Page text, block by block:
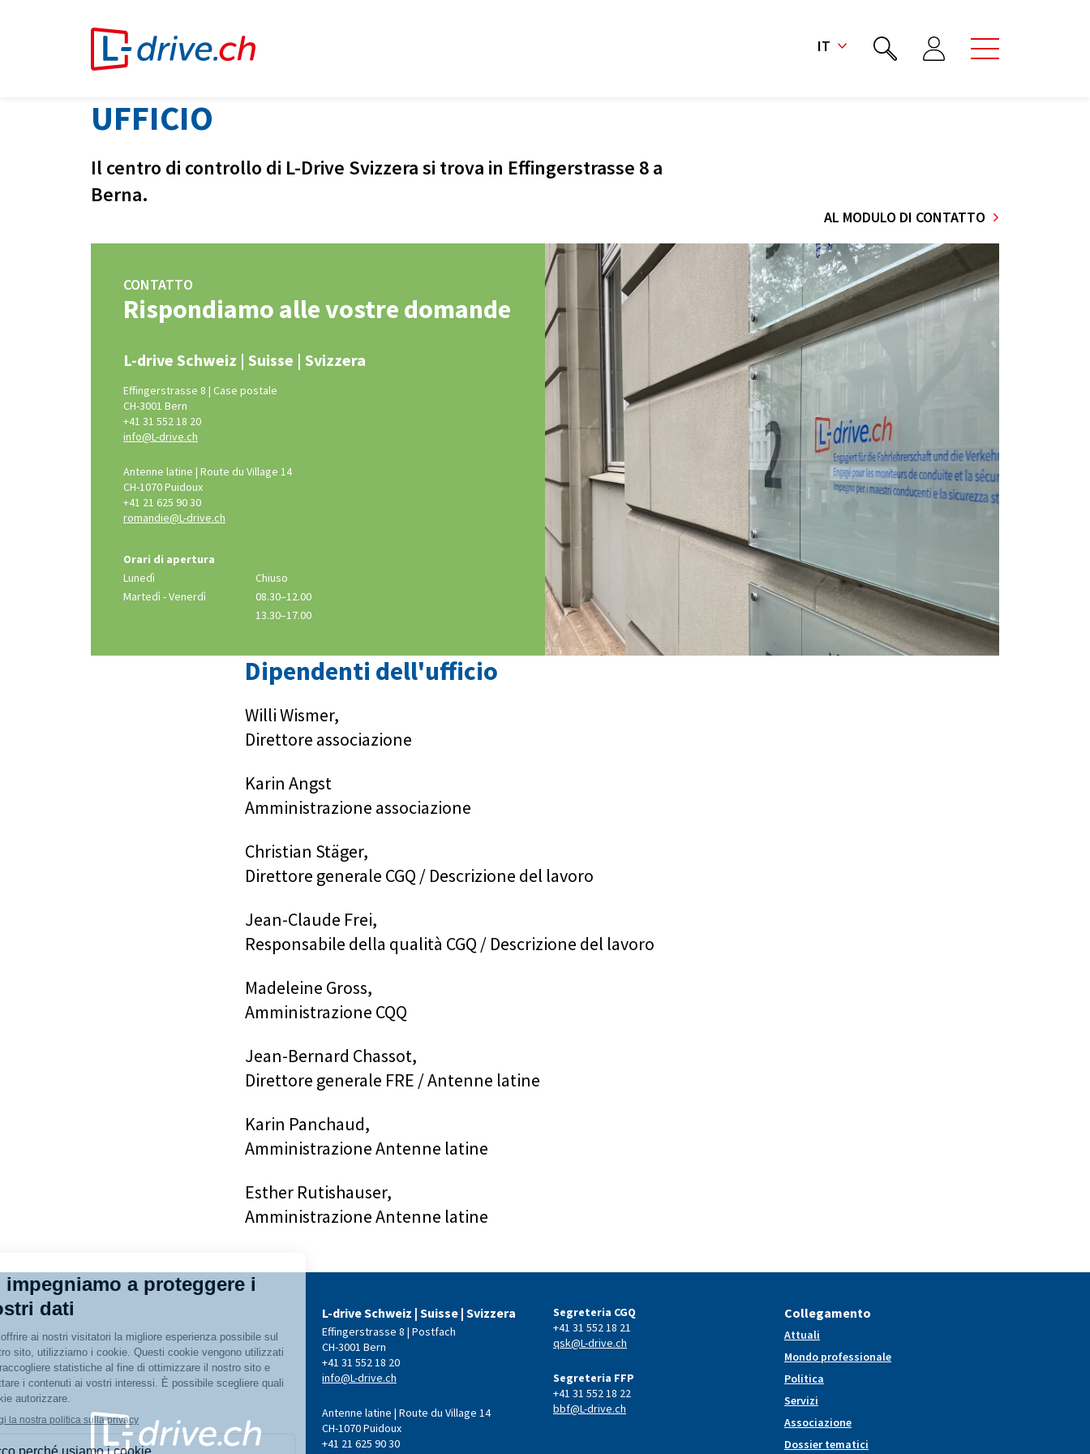
IT
UFFICIO
Il centro di controllo di L-Drive Svizzera si trova in Effingerstrasse 8 a
Berna.
AL MODULO DI CONTATTO
CONTATTO
Rispondiamo alle vostre domande
L-drive Schweiz | Suisse | Svizzera
Effingerstrasse 8 | Case postale
CH-3001 Bern
+41 31 552 18 20
info@L-drive.ch
Antenne latine | Route du Village 14
CH-1070 Puidoux
+41 21 625 90 30
romandie@L-drive.ch
Orari di apertura
Lunedì
Chiuso
Martedì - Venerdì
08.30–12.00
13.30–17.00
Dipendenti dell'ufficio
Willi Wismer,
Direttore associazione
Karin Angst
Amministrazione associazione
Christian Stäger,
Direttore generale CGQ / Descrizione del lavoro
Jean-Claude Frei,
Responsabile della qualità CGQ / Descrizione del lavoro
Madeleine Gross,
Amministrazione CQQ
Jean-Bernard Chassot,
Direttore generale FRE / Antenne latine
Karin Panchaud,
Amministrazione Antenne latine
Esther Rutishauser,
Amministrazione Antenne latine
L-drive Schweiz | Suisse | Svizzera
Effingerstrasse 8 | Postfach
CH-3001 Bern
+41 31 552 18 20
info@L-drive.ch
Antenne latine | Route du Village 14
CH-1070 Puidoux
+41 21 625 90 30
Segreteria CGQ
+41 31 552 18 21
qsk@L-drive.ch
Segreteria FFP
+41 31 552 18 22
bbf@L-drive.ch
Collegamento
Attuali
Mondo professionale
Politica
Servizi
Associazione
Dossier tematici